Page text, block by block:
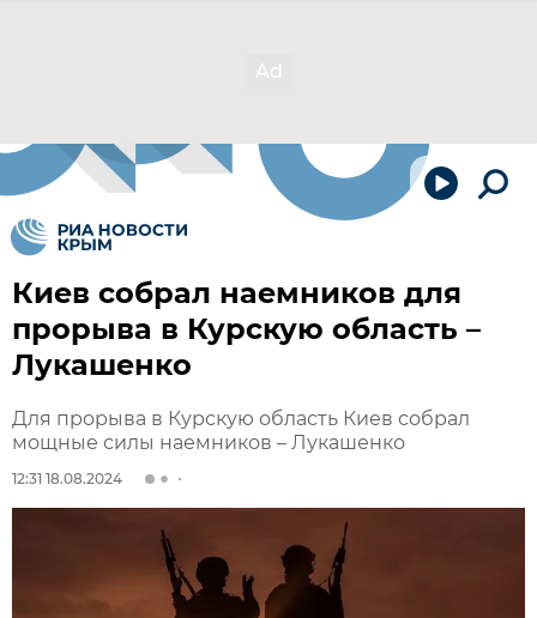
Киев собрал наемников для
прорыва в Курскую область –
Лукашенко
Для прорыва в Курскую область Киев собрал
мощные силы наемников – Лукашенко
12:31 18.08.2024